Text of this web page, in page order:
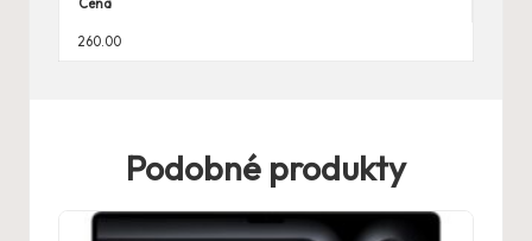
Cena
260.00
Podobné produkty